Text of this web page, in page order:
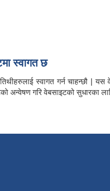
स्वागत छ
स्वागत गर्न चाहन्छौ |
अन्वेषण गरि वेबसाइटको सुधारका